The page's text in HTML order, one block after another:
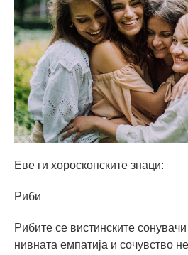
Еве ги хороскопските знаци:
Риби
Рибите се вистинските сонувачи
нивната емпатија и сочувство